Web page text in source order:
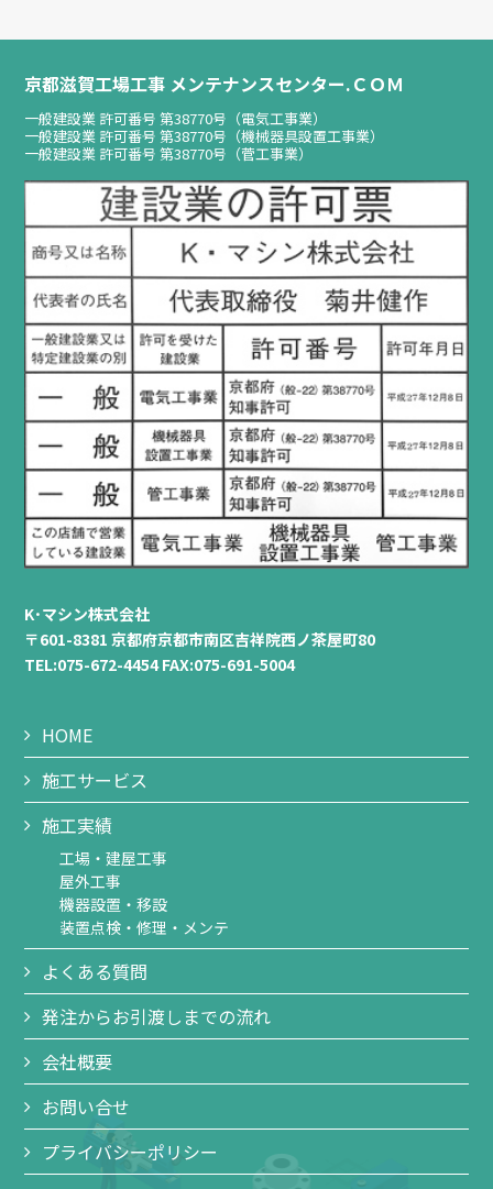
京都滋賀工場工事 メンテナンスセンター.ＣＯＭ
一般建設業 許可番号 第38770号（電気工事業）
一般建設業 許可番号 第38770号（機械器具設置工事業）
一般建設業 許可番号 第38770号（菅工事業）
K･マシン株式会社
〒601-8381 京都府京都市南区吉祥院西ノ茶屋町80
TEL:075-672-4454 FAX:075-691-5004
HOME
施工サービス
施工実績
工場・建屋工事
屋外工事
機器設置・移設
装置点検・修理・メンテ
よくある質問
発注からお引渡しまでの流れ
会社概要
お問い合せ
プライバシーポリシー